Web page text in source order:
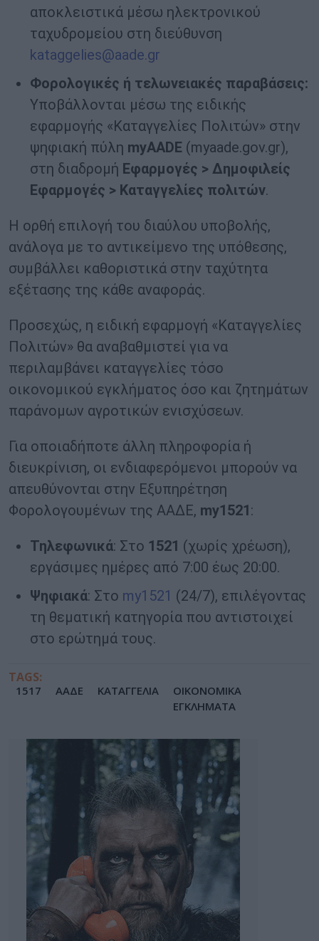
αποκλειστικά μέσω ηλεκτρονικού
ταχυδρομείου στη διεύθυνση
kataggelies@aade.gr
Φορολογικές ή τελωνειακές παραβάσεις:
Υποβάλλονται μέσω της ειδικής
εφαρμογής «Καταγγελίες Πολιτών» στην
ψηφιακή πύλη myAADE (myaade.gov.gr),
στη διαδρομή Εφαρμογές > Δημοφιλείς
Εφαρμογές > Καταγγελίες πολιτών.
Η ορθή επιλογή του διαύλου υποβολής,
ανάλογα με το αντικείμενο της υπόθεσης,
συμβάλλει καθοριστικά στην ταχύτητα
εξέτασης της κάθε αναφοράς.
Προσεχώς, η ειδική εφαρμογή «Καταγγελίες
Πολιτών» θα αναβαθμιστεί για να
περιλαμβάνει καταγγελίες τόσο
οικονομικού εγκλήματος όσο και ζητημάτων
παράνομων αγροτικών ενισχύσεων.
Για οποιαδήποτε άλλη πληροφορία ή
διευκρίνιση, οι ενδιαφερόμενοι μπορούν να
απευθύνονται στην Εξυπηρέτηση
Φορολογουμένων της ΑΑΔΕ, my1521 :
Τηλεφωνικά: Στο 1521 (χωρίς χρέωση),
εργάσιμες ημέρες από 7:00 έως 20:00.
Ψηφιακά: Στο my1521 (24/7), επιλέγοντας
τη θεματική κατηγορία που αντιστοιχεί
στο ερώτημά τους.
TAGS:
1517 ΑΑΔΕ ΚΑΤΑΓΓΕΛΙΑ
ΟΙΚΟΝΟΜΙΚΑ
ΕΓΚΛΗΜΑΤΑ